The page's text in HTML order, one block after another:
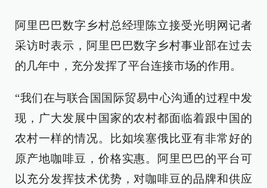
阿里巴巴数字乡村总经理陈立接受光明网记者
采访时表示，阿里巴巴数字乡村事业部在过去
的几年中，充分发挥了平台连接市场的作用。
“我们在与联合国国际贸易中心沟通的过程中发
现，广大发展中国家的农村都面临着跟中国的
农村一样的情况。比如埃塞俄比亚有非常好的
原产地咖啡豆，价格实惠。阿里巴巴的平台可
以充分发挥技术优势，对咖啡豆的品牌和供应